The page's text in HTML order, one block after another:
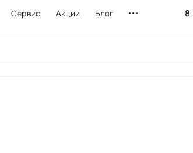
Сервис Акции Блог 8